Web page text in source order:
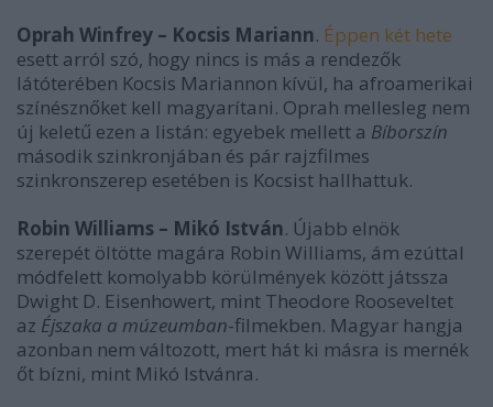
Oprah Winfrey – Kocsis Mariann. Éppen két hete
esett arról szó, hogy nincs is más a rendezők
látóterében Kocsis Mariannon kívül, ha afroamerikai
színésznőket kell magyarítani. Oprah mellesleg nem
új keletű ezen a listán: egyebek mellett a Bíborszín
második szinkronjában és pár rajzfilmes
szinkronszerep esetében is Kocsist hallhattuk.
Robin Williams – Mikó István. Újabb elnök
szerepét öltötte magára Robin Williams, ám ezúttal
módfelett komolyabb körülmények között játssza
Dwight D. Eisenhowert, mint Theodore Rooseveltet
az Éjszaka a múzeumban-filmekben. Magyar hangja
azonban nem változott, mert hát ki másra is mernék
őt bízni, mint Mikó Istvánra.